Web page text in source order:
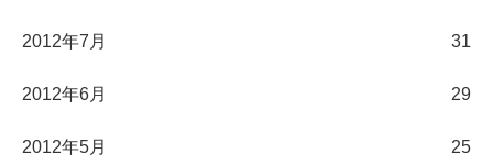
2012年7月 31
2012年6月 29
2012年5月 25